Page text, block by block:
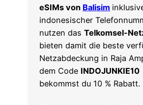
eSIMs von Balisim
indonesischer
nutzen das Telkomsel-
bieten damit die beste
Netzabdeckung in Raja
dem Code INDOJUNKIE10
bekommst du 10 % Rabatt.